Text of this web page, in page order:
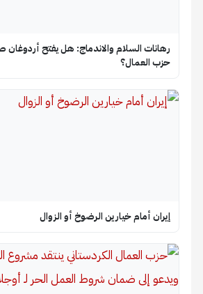
رهانات السلام والاندماج: هل يفتح
حزب العمال؟
إيران أمام خيارين الرضوخ أو الزوال